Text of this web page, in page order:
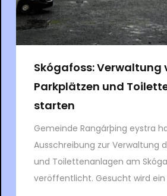
Skógafoss: Verwaltung
Parkplätzen und
starten
Gemeinde Rangárþing eystra
Ausschreibung zur Verwaltung
und Toilettenanlagen am
veröffentlicht. Gesucht wird ein